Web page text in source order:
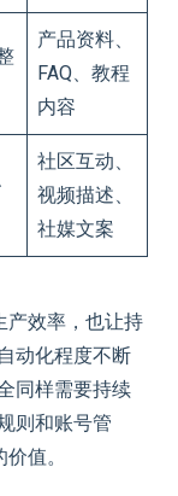
产品资料、
FAQ、教程
内容
社区互动、
视频描述、
社媒文案
产效率，也让持
动化程度不断
同样需要持续
则和账号管
值。